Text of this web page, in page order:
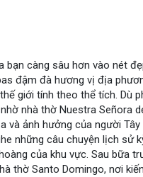
bạn càng sâu hơn vào nét
đậm đà hương vị địa
giới tính theo thể tích. Dù
nhà thờ Nuestra Señora
và ảnh hưởng của người
những câu chuyện lịch sử
của khu vực. Sau bữa
thờ Santo Domingo, nơi